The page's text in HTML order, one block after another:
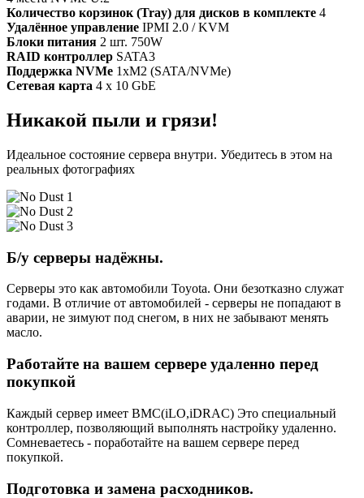
Количество корзинок (Tray) для дисков в комплекте 4
Удалённое управление IPMI 2.0 / KVM
Блоки питания 2 шт. 750W
RAID контроллер SATA3
Поддержка NVMe 1xM2 (SATA/NVMe)
Сетевая карта 4 x 10 GbE
Никакой пыли и грязи!
Идеальное состояние сервера внутри. Убедитесь в этом на
реальных фотографиях
Б/у серверы надёжны.
Серверы это как автомобили Toyota. Они безотказно служат
годами. В отличие от автомобилей - серверы не попадают в
аварии, не зимуют под снегом, в них не забывают менять
масло.
Работайте на вашем сервере удаленно перед
покупкой
Каждый сервер имеет BMC(iLO,iDRAC) Это специальный
контроллер, позволяющий выполнять настройку удаленно.
Сомневаетесь - поработайте на вашем сервере перед
покупкой.
Подготовка и замена расходников.